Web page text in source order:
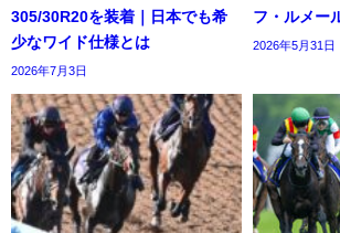
305/30R20を装着｜日本でも希
少なワイド仕様とは
2026年7月3日
フ・ルメー
2026年5月31日